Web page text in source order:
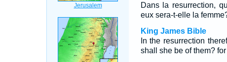
Dans la resurrection,
eux sera-t-elle la
King James Bible
In the resurrection
shall she be of them?